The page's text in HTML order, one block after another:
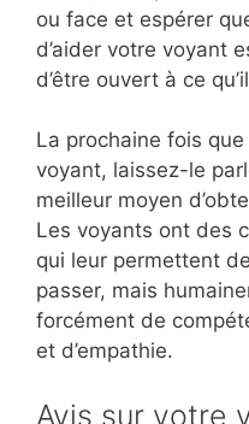
ou face et espérer
d’aider votre voyant
d’être ouvert à ce
La prochaine fois
voyant, laissez-le
meilleur moyen
Les voyants ont des
qui leur permettent
passer, mais
forcément de
et d’empathie.
Avis sur votre